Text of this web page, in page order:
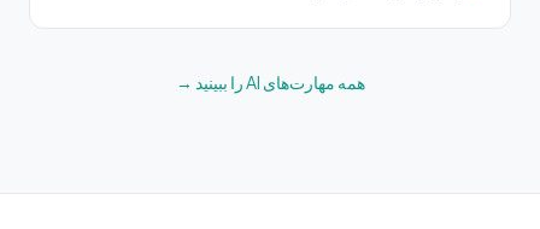
همه مهارت‌های AI را ببینید →